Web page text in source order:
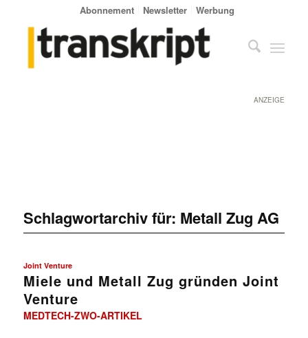
Abonnement Newsletter Werbung
ANZEIGE
Schlagwortarchiv für: Metall Zug AG
Joint Venture
Miele und Metall Zug gründen Joint
Venture
MEDTECH-ZWO-ARTIKEL